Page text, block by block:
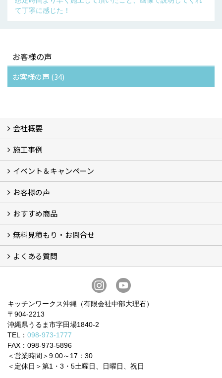
て丁寧に感じた！
お客様の声
お客様の声 (34)
会社概要
会社概要 (3)
スタッフ紹介
ブログ
プライバシーポリシー
『安心と信頼』を形にする自社工場
施工事例
施工事例
イベント＆キャンペーン
イベント＆キャンペーン
お客様の声
お客様の声 (34)
おすすめ商品
BOSCHビルトイン食洗機 (6)
BOSCHビルトインIHクッキングヒーター (2)
お買い得！！商品＋交換パック（費用コミコミ） (12)
システムキッチン (5)
洗面化粧台 (4)
トイレ (9)
ビルトイン食器洗い乾燥機 (3)
ガスコンロ・IHヒーター
無料見積もり・お問合せ
フォームで問い合わせる
LINEで概算見積り
電話で相談
無料現地調査をご希望の方
よくある質問
お問合せに関する質問 (6)
費用・見積り・お支払いに関する質問 (7)
キッチンワークス沖縄（有限会社中部大理石）
〒904-2213
沖縄県うるま市字田場1840-2
TEL： 098-973-1777
FAX：098-973-5896
＜営業時間＞9:00～17：30
＜定休日＞第1・3・5土曜日、日曜日、祝日